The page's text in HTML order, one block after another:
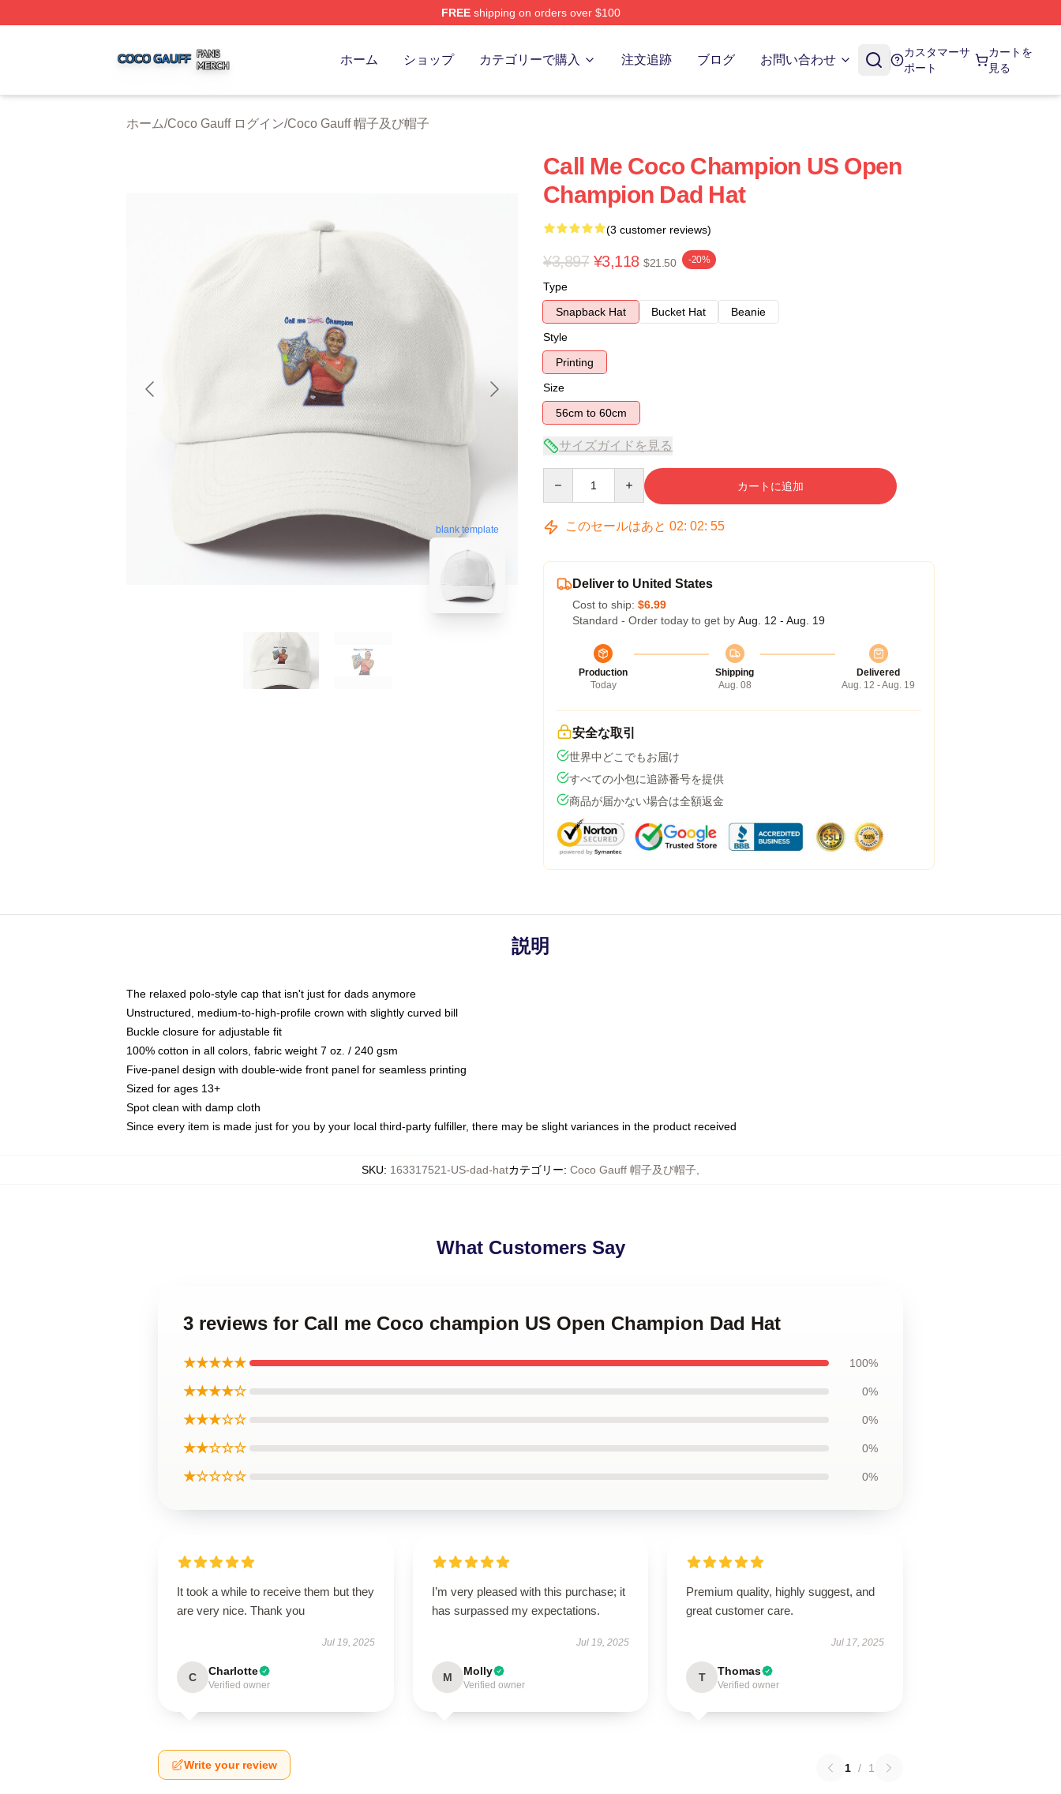
FREEshipping on orders over $100
ホーム ショップ カテゴリーで購入 注文追跡 ブログ お問い合わせ
カスタマーサ
ポート
カートを
見る
ホーム/Coco Gauff ログイン/Coco Gauff 帽子及び帽子
blank template
Call Me Coco Champion US Open
Champion Dad Hat
(3 customer reviews)
¥3,897 ¥3,118 $21.50 -20%
Type
Snapback Hat
Bucket Hat
Beanie
Style
Printing
Size
56cm to 60cm
サイズガイドを見る
カートに追加
このセールはあと 02: 02: 54
Deliver to United States
Cost to ship: $6.99
Standard - Order today to get by Aug. 12 - Aug. 19
Production
Today
Shipping
Aug. 08
Delivered
Aug. 12 - Aug. 19
安全な取引
世界中どこでもお届け
すべての小包に追跡番号を提供
商品が届かない場合は全額返金
説明
The relaxed polo-style cap that isn't just for dads anymore
Unstructured, medium-to-high-profile crown with slightly curved bill
Buckle closure for adjustable fit
100% cotton in all colors, fabric weight 7 oz. / 240 gsm
Five-panel design with double-wide front panel for seamless printing
Sized for ages 13+
Spot clean with damp cloth
Since every item is made just for you by your local third-party fulfiller, there may be slight variances in the product received
SKU: 163317521-US-dad-hatカテゴリー: Coco Gauff 帽子及び帽子
What Customers Say
3 reviews for Call me Coco champion US Open Champion Dad Hat
★★★★★ 100%
★★★★☆ 0%
★★★☆☆ 0%
★★☆☆☆ 0%
★☆☆☆☆ 0%
It took a while to receive them but they
are very nice. Thank you
Jul 19, 2025
C Charlotte
Verified owner
I’m very pleased with this purchase; it
has surpassed my expectations.
Jul 19, 2025
M Molly
Verified owner
Premium quality, highly suggest, and
great customer care.
Jul 17, 2025
T Thomas
Verified owner
Write your review 1 / 1